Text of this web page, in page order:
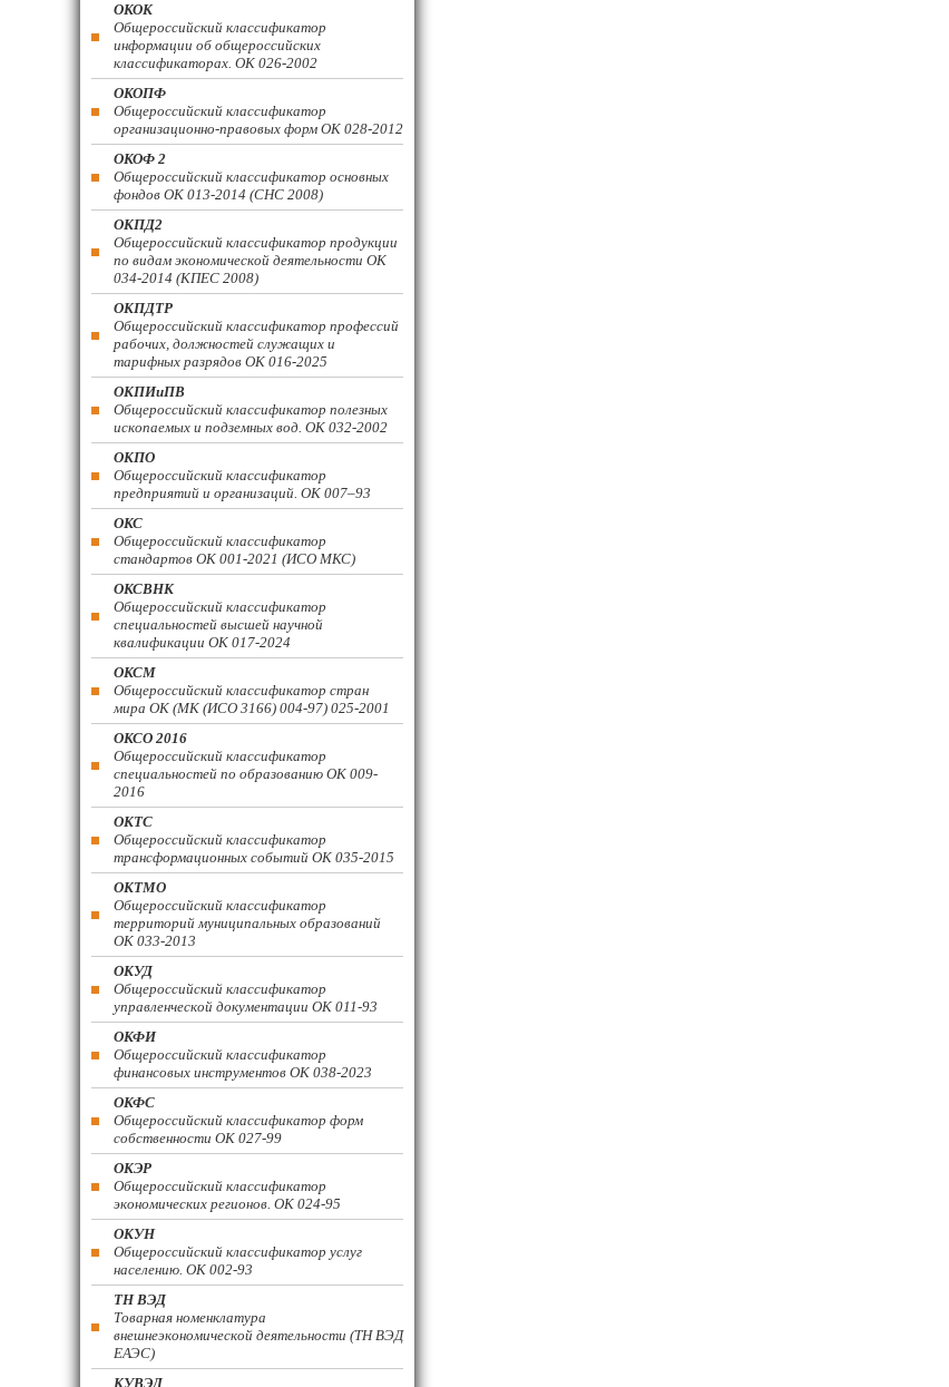
ОКОК
Общероссийский классификатор
информации об общероссийских
классификаторах. ОК 026-2002
ОКОПФ
Общероссийский классификатор
организационно-правовых форм ОК 028-2012
ОКОФ 2
Общероссийский классификатор основных
фондов ОК 013-2014 (СНС 2008)
ОКПД2
Общероссийский классификатор продукции
по видам экономической деятельности ОК
034-2014 (КПЕС 2008)
ОКПДТР
Общероссийский классификатор профессий
рабочих, должностей служащих и
тарифных разрядов ОК 016-2025
ОКПИиПВ
Общероссийский классификатор полезных
ископаемых и подземных вод. ОК 032-2002
ОКПО
Общероссийский классификатор
предприятий и организаций. ОК 007–93
ОКС
Общероссийский классификатор
стандартов ОК 001-2021 (ИСО МКС)
ОКСВНК
Общероссийский классификатор
специальностей высшей научной
квалификации ОК 017-2024
ОКСМ
Общероссийский классификатор стран
мира ОК (МК (ИСО 3166) 004-97) 025-2001
ОКСО 2016
Общероссийский классификатор
специальностей по образованию ОК 009-
2016
ОКТС
Общероссийский классификатор
трансформационных событий ОК 035-2015
ОКТМО
Общероссийский классификатор
территорий муниципальных образований
ОК 033-2013
ОКУД
Общероссийский классификатор
управленческой документации ОК 011-93
ОКФИ
Общероссийский классификатор
финансовых инструментов OK 038-2023
ОКФС
Общероссийский классификатор форм
собственности ОК 027-99
ОКЭР
Общероссийский классификатор
экономических регионов. ОК 024-95
ОКУН
Общероссийский классификатор услуг
населению. ОК 002-93
ТН ВЭД
Товарная номенклатура
внешнеэкономической деятельности (ТН ВЭД
ЕАЭС)
КУВЭД